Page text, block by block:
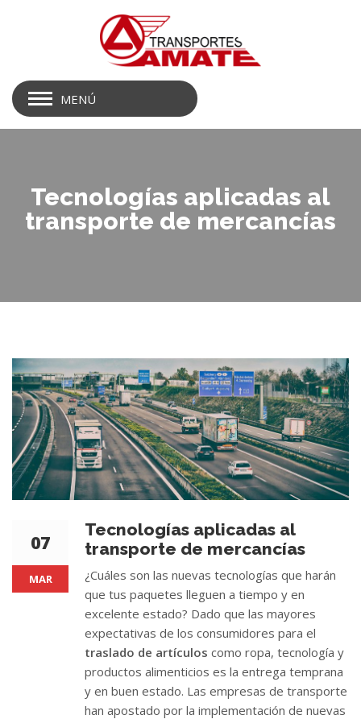
MENÚ
Tecnologías aplicadas al
transporte de mercancías
07
MAR
Tecnologías aplicadas al
transporte de mercancías
¿Cuáles son las nuevas tecnologías que harán
que tus paquetes lleguen a tiempo y en
excelente estado? Dado que las mayores
expectativas de los consumidores para el
traslado de artículos como ropa, tecnología y
productos alimenticios es la entrega temprana
y en buen estado. Las empresas de transporte
han apostado por la implementación de nuevas